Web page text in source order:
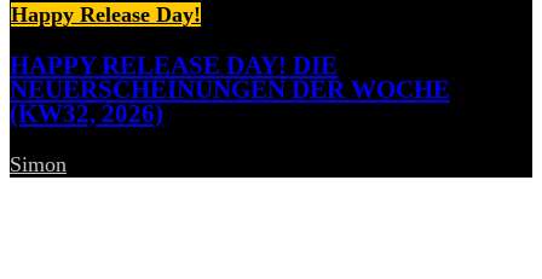
Happy Release Day!
HAPPY RELEASE DAY! DIE
NEUERSCHEINUNGEN DER WOCHE
(KW32, 2026)
Simon